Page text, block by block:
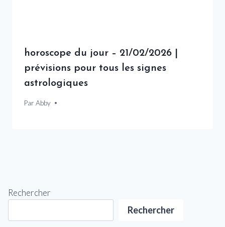
horoscope du jour – 21/02/2026 |
prévisions pour tous les signes
astrologiques
Par Abby
21 février 2026
Rechercher
Rechercher